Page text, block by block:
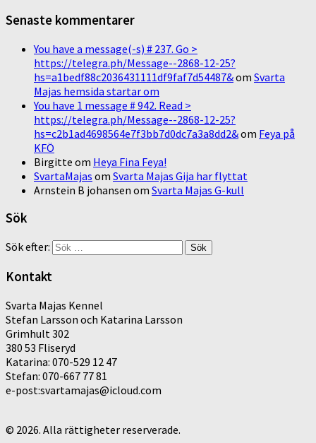
Senaste kommentarer
You have a message(-s) # 237. Go >
https://telegra.ph/Message--2868-12-25?
hs=a1bedf88c2036431111df9faf7d54487&om Svarta
Majas hemsida startar om
You have 1 message # 942. Read >
https://telegra.ph/Message--2868-12-25?
hs=c2b1ad4698564e7f3bb7d0dc7a3a8dd2&om Feya på
KFÖ
Birgitte om Heya Fina Feya!
SvartaMajas om Svarta Majas Gija har flyttat
Arnstein B johansen om Svarta Majas G-kull
Sök
Sök efter:
Kontakt
Svarta Majas Kennel
Stefan Larsson och Katarina Larsson
Grimhult 302
380 53 Fliseryd
Katarina: 070-529 12 47
Stefan: 070-667 77 81
e-post:svartamajas@icloud.com
© 2026. Alla rättigheter reserverade.